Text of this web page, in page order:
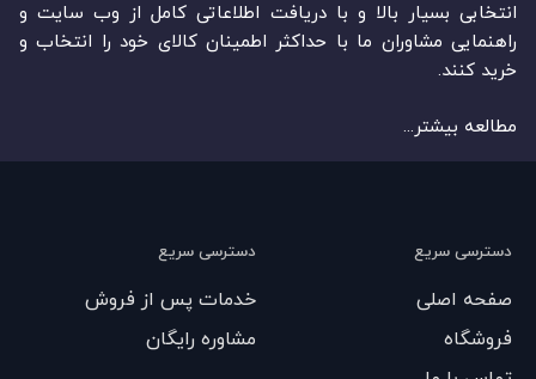
انتخابی بسیار بالا و با دریافت اطلاعاتی کامل از وب سایت و
راهنمایی مشاوران ما با حداکثر اطمینان کالای خود را انتخاب و
خرید کنند.
مطالعه بیشتر...
دسترسی سریع
صفحه اصلی
فروشگاه
دسترسی سریع
خدمات پس از فروش
مشاوره رایگان